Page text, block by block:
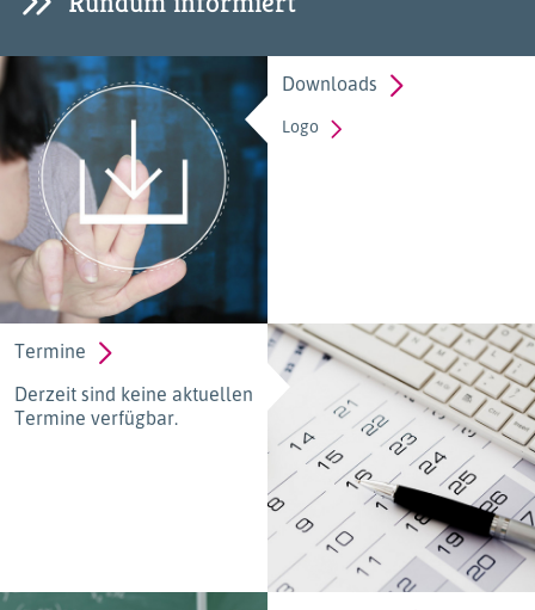
Downloads
Logo
Termine
Derzeit sind keine aktuellen
Termine verfügbar.